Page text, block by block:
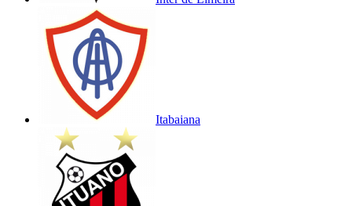
Itabaiana